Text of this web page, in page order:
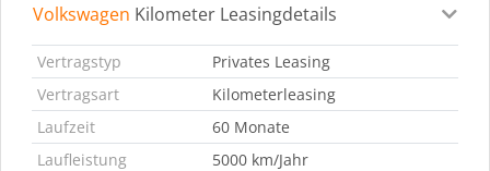
Leasingdetails Fahrzeugdetails Ausstattung
Volkswagen Kilometer Leasingdetails
Vertragstyp
Privates Leasing
Vertragsart
Kilometerleasing
Laufzeit
60 Monate
Laufleistung
5000 km/Jahr